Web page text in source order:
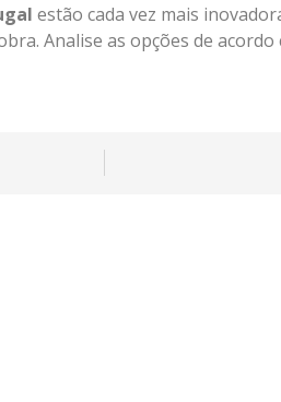
estão cada vez mais
Analise as opções de acordo